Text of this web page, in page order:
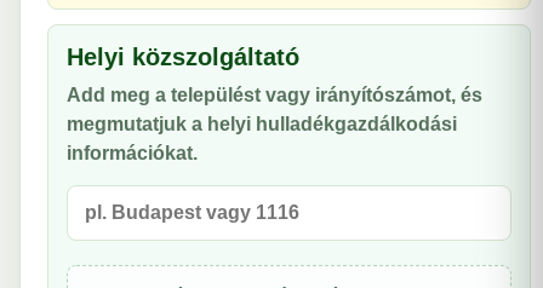
Helyi közszolgáltató
Add meg a települést vagy irányítószámot, és
megmutatjuk a helyi hulladékgazdálkodási
információkat.